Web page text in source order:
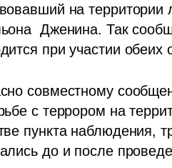
на территории
Дженина. Так
при участии обеих
совместному
с террором на
пункта наблюдения,
до и после